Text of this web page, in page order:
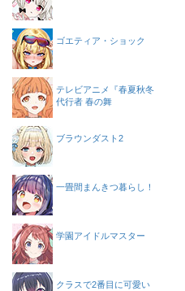
ゴエティア・ショック
テレビアニメ『春夏秋冬
代行者 春の舞
ブラウンダスト2
一畳間まんきつ暮らし！
学園アイドルマスター
クラスで2番目に可愛い